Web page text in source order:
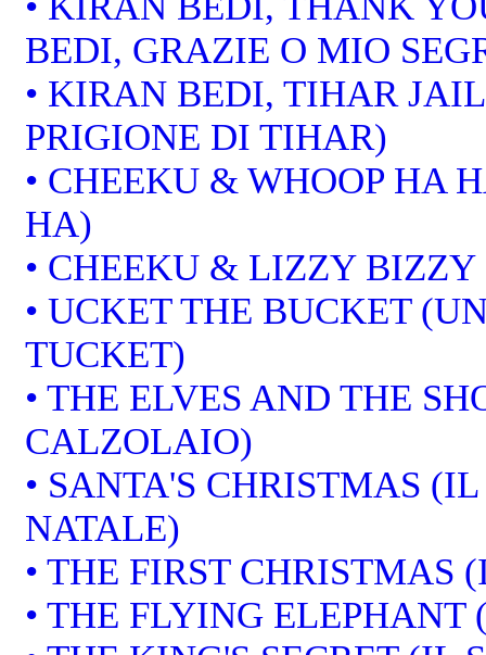
BEDI, GRAZIE O MIO
• KIRAN BEDI, TIHAR
PRIGIONE DI TIHAR)
• CHEEKU & WHOOP HA
HA)
• CHEEKU & LIZZY
• UCKET THE BUCKET
TUCKET)
• THE ELVES AND THE
CALZOLAIO)
• SANTA'S CHRISTMAS
NATALE)
• THE FIRST CHRISTMAS
• THE FLYING